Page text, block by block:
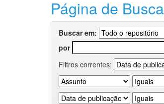
Página de Busca
Buscar em:
por
Filtros correntes: